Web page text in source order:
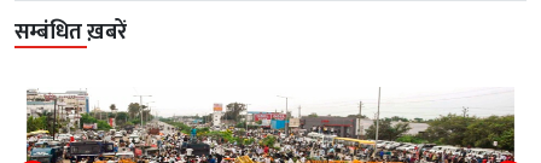
सम्बंधित ख़बरें